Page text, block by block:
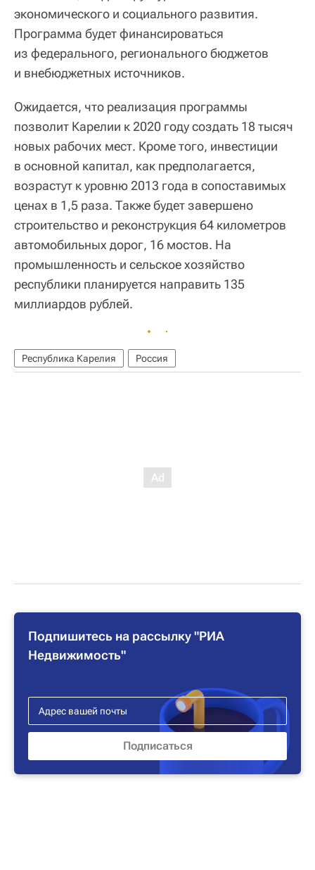
экономического и социального развития.
Программа будет финансироваться
из федерального, регионального бюджетов
и внебюджетных источников.
Ожидается, что реализация программы
позволит Карелии к 2020 году создать 18 тысяч
новых рабочих мест. Кроме того, инвестиции
в основной капитал, как предполагается,
возрастут к уровню 2013 года в сопоставимых
ценах в 1,5 раза. Также будет завершено
строительство и реконструкция 64 километров
автомобильных дорог, 16 мостов. На
промышленность и сельское хозяйство
республики планируется направить 135
миллиардов рублей.
Республика Карелия Россия
Подпишитесь на рассылку "РИА
Недвижимость"